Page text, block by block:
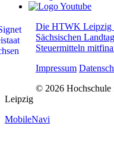
Die HTWK Leipzig
Sächsischen
Steuermitteln
Impressum
© 2026
Leipzig
MobileNavi